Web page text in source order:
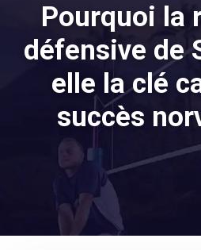
Pourquoi la
défensive de
elle la clé
succès